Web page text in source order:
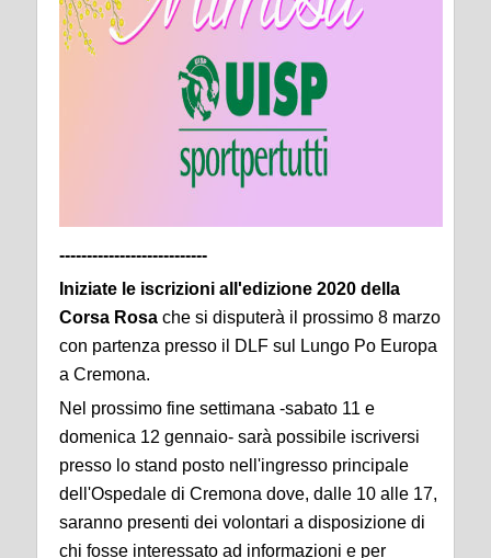
---------------------------
Iniziate le iscrizioni all'edizione 2020 della
Corsa Rosa che si disputerà il prossimo 8 marzo
con partenza presso il DLF sul Lungo Po Europa
a Cremona.
Nel prossimo fine settimana -sabato 11 e
domenica 12 gennaio- sarà possibile iscriversi
presso lo stand posto nell'ingresso principale
dell'Ospedale di Cremona dove, dalle 10 alle 17,
saranno presenti dei volontari a disposizione di
chi fosse interessato ad informazioni e per